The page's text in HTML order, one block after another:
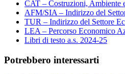
CAT – Costruzioni, Ambiente
AFM/SIA – Indirizzo del
TUR – Indirizzo del Settore
LEA – Percorso Economico
Libri di testo a.s. 2024-25
Potrebbero interessarti